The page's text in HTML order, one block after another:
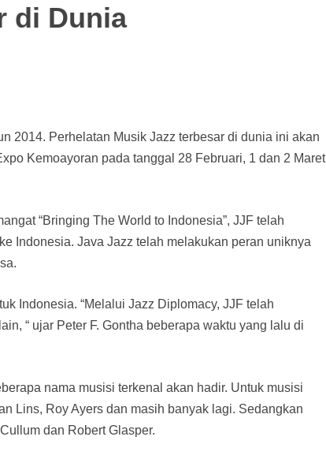
di Dunia
2014. Perhelatan Musik Jazz terbesar di dunia ini akan
Kemoayoran pada tanggal 28 Februari, 1 dan 2 Maret
“Bringing The World to Indonesia”, JJF telah
Indonesia. Java Jazz telah melakukan peran uniknya
Indonesia. “Melalui Jazz Diplomacy, JJF telah
“ ujar Peter F. Gontha beberapa waktu yang lalu di
nama musisi terkenal akan hadir. Untuk musisi
Lins, Roy Ayers dan masih banyak lagi. Sedangkan
dan Robert Glasper.